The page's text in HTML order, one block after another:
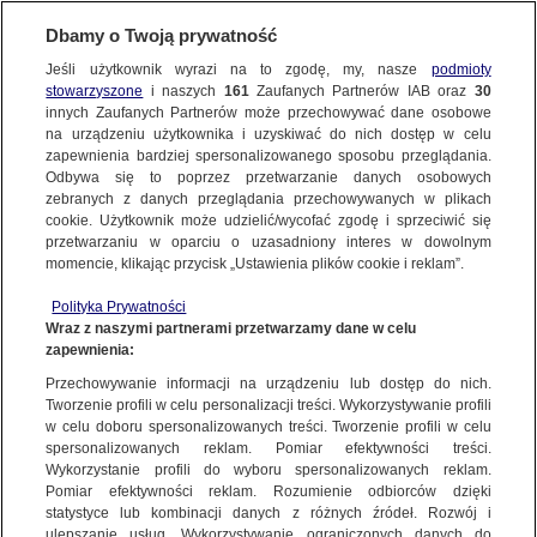
LUBLIN
Cofał i potrącił 70-latkę, nie przeżyła
Oprac.Martyna Sokołowska
8.07.2026, 11:53
Posłuchaj artykułu
Czyta lektor AI
Dbamy o Twoją prywatność
Jeśli użytkownik wyrazi na to zgodę, my, nasze podmioty
stowarzyszone i naszych 161Zaufanych Partnerów IAB oraz 30
innych Zaufanych Partnerów może przechowywać dane osobowe
na urządzeniu użytkownika i uzyskiwać do nich dostęp w celu
zapewnienia bardziej spersonalizowanego sposobu przeglądania.
Odbywa się to poprzez przetwarzanie danych osobowych
zebranych z danych przeglądania przechowywanych w plikach
cookie. Użytkownik może udzielić/wycofać zgodę i sprzeciwić się
przetwarzaniu w oparciu o uzasadniony interes w dowolnym
momencie, klikając przycisk „Ustawienia plików cookie i reklam”.
Polityka Prywatności
Wraz z naszymi partnerami przetwarzamy dane w celu
zapewnienia:
Przechowywanie informacji na urządzeniu lub dostęp do nich.
Tworzenie profili w celu personalizacji treści. Wykorzystywanie profili
w celu doboru spersonalizowanych treści. Tworzenie profili w celu
spersonalizowanych reklam. Pomiar efektywności treści.
Wykorzystanie profili do wyboru spersonalizowanych reklam.
Pomiar efektywności reklam. Rozumienie odbiorców dzięki
statystyce lub kombinacji danych z różnych źródeł. Rozwój i